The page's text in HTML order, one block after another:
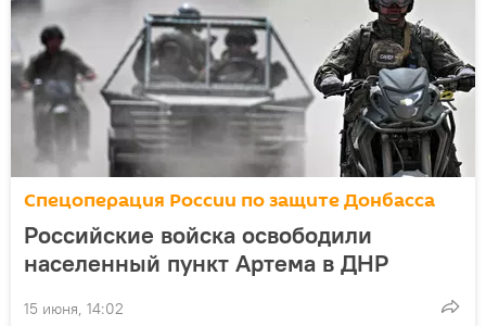
Спецоперация России по защите Донбасса
Российские войска освободили
населенный пункт Артема в ДНР
15 июня, 14:02